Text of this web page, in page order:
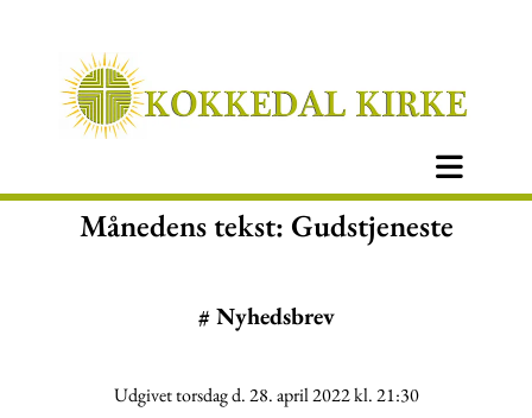
Månedens tekst: Gudstjeneste
#Nyhedsbrev
Udgivet torsdag d. 28. april 2022 kl. 21:30